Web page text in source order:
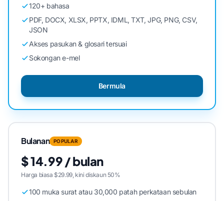
120+ bahasa
PDF, DOCX, XLSX, PPTX, IDML, TXT, JPG, PNG, CSV,
JSON
Akses pasukan & glosari tersuai
Sokongan e-mel
Bermula
Bulanan POPULAR
$ 14.99 / bulan
Harga biasa $29.99, kini diskaun 50%
100 muka surat atau 30,000 patah perkataan sebulan